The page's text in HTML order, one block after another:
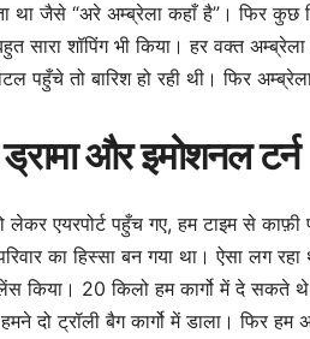
था जैसे “अरे अम्ब्रेला कहाँ है”। फिर कुछ
सारा शॉपिंग भी किया। हर वक्त
पहुँचे तो बारिश हो रही थी। फिर
ड्रामा और इमोशनल टर्न
एयरपोर्ट पहुँच गए, हम टाइम से
का हिस्सा बन गया था। ऐसा लग
किया। 20 किलो हम कार्गो में दे सकते
दो ट्रॉली बैग कार्गो में डाला। फिर